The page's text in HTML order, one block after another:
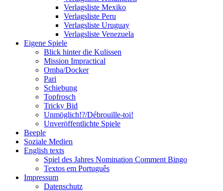
Verlagsliste Mexiko
Verlagsliste Peru
Verlagsliste Uruguay
Verlagsliste Venezuela
Eigene Spiele
Blick hinter die Kulissen
Mission Impractical
Omba/Docker
Pari
Schiebung
Topfrosch
Tricky Bid
Unmöglich!?/Débrouille-toi!
Unveröffentlichte Spiele
Beeple
Soziale Medien
English texts
Spiel des Jahres Nomination Comment Bingo
Textos em Português
Impressum
Datenschutz